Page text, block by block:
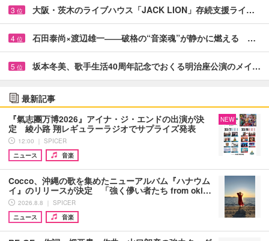
3 位 大阪・茨木のライブハウス「JACK LION」存続支援ライ…
4 位 石田泰尚×渡辺雄一――破格の“音楽魂”が静かに燃える …
5 位 坂本冬美、歌手生活40周年記念でおくる明治座公演のメイ…
最新記事
『氣志團万博2026』アイナ・ジ・エンドの出演が決
定 綾小路 翔レギュラーラジオでサプライズ発表
12:00 ｜ SPICER
ニュース
音楽
NEW
Cocco、沖縄の歌を集めたニューアルバム『ハナウム
イ』のリリースが決定 「強く儚い者たち from oki…
2026.8.8 ｜ SPICER
ニュース
音楽